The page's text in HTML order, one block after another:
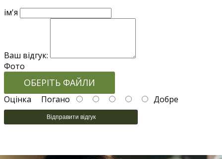
ім'я
Ваш відгук:
Фото
ОБЕРІТЬ ФАЙЛИ
Оцінка Погано Добре
Відправити відгук